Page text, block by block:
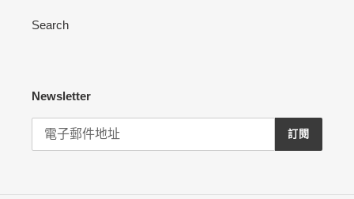
Search
Newsletter
訂閱